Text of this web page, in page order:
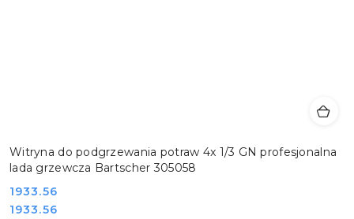
Witryna do podgrzewania potraw 4x 1/3 GN profesjonalna
lada grzewcza Bartscher 305058
Cena:
1933.56
Cena:
1933.56